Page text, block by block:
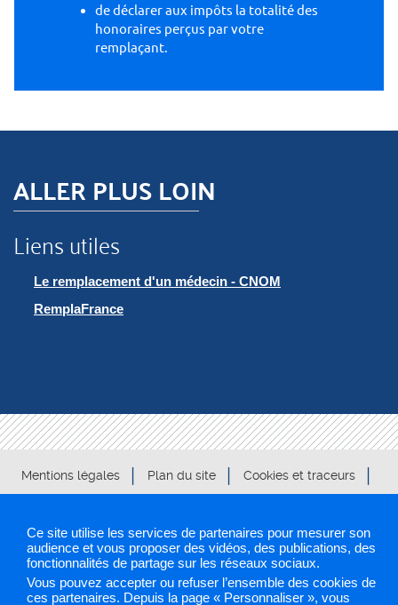
Ce site utilise les services de partenaires pour mesurer son
audience et vous proposer des vidéos, des publications, des
fonctionnalités de partage sur les réseaux sociaux.
Vous pouvez accepter ou refuser l’ensemble des cookies de
ces partenaires. Depuis la page « Personnaliser », vous
de déclarer aux impôts la totalité des
honoraires perçus par votre
remplaçant.
ALLER PLUS LOIN
Liens utiles
Le remplacement d'un médecin - CNOM
RemplaFrance
Mentions légales Plan du site
Cookies et traceurs
Sélectionnez une région pour accéder à votre site PAPS